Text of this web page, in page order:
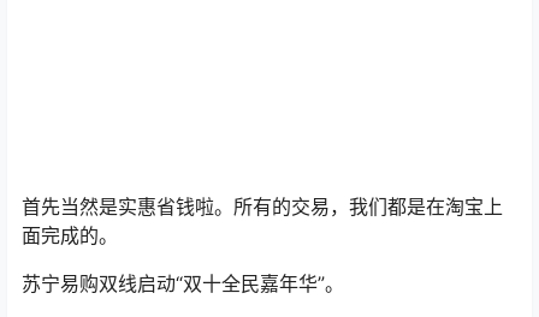
首先当然是实惠省钱啦。所有的交易，我们都是在淘宝上
面完成的。
苏宁易购双线启动“双十全民嘉年华”。